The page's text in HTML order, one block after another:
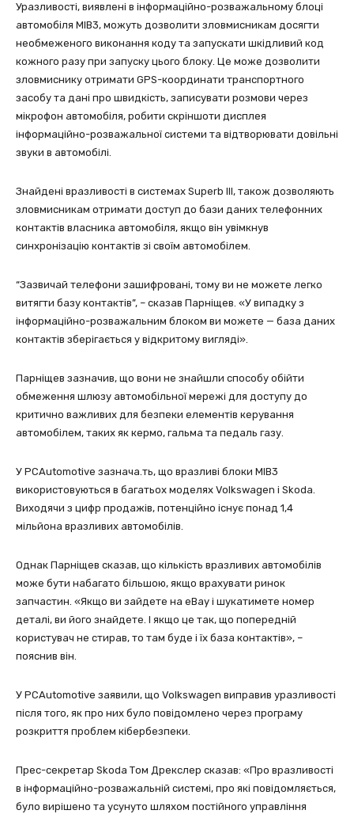
Уразливості, виявлені в інформаційно-розважальному блоці
автомобіля MIB3, можуть дозволити зловмисникам досягти
необмеженого виконання коду та запускати шкідливий код
кожного разу при запуску цього блоку. Це може дозволити
зловмиснику отримати GPS-координати транспортного
засобу та дані про швидкість, записувати розмови через
мікрофон автомобіля, робити скріншоти дисплея
інформаційно-розважальної системи та відтворювати довільні
звуки в автомобілі.
Знайдені вразливості в системах Superb III, також дозволяють
зловмисникам отримати доступ до бази даних телефонних
контактів власника автомобіля, якщо він увімкнув
синхронізацію контактів зі своїм автомобілем.
“Зазвичай телефони зашифровані, тому ви не можете легко
витягти базу контактів”, – сказав Парніщев. «У випадку з
інформаційно-розважальним блоком ви можете — база даних
контактів зберігається у відкритому вигляді».
Парніщев зазначив, що вони не знайшли способу обійти
обмеження шлюзу автомобільної мережі для доступу до
критично важливих для безпеки елементів керування
автомобілем, таких як кермо, гальма та педаль газу.
У PCAutomotive зазнача.ть, що вразливі блоки MIB3
використовуються в багатьох моделях Volkswagen і Skoda.
Виходячи з цифр продажів, потенційно існує понад 1,4
мільйона вразливих автомобілів.
Однак Парніщев сказав, що кількість вразливих автомобілів
може бути набагато більшою, якщо врахувати ринок
запчастин. «Якщо ви зайдете на eBay і шукатимете номер
деталі, ви його знайдете. І якщо це так, що попередній
користувач не стирав, то там буде і їх база контактів», –
пояснив він.
У PCAutomotive заявили, що Volkswagen виправив уразливості
після того, як про них було повідомлено через програму
розкриття проблем кібербезпеки.
Прес-секретар Skoda Том Дрекслер сказав: «Про вразливості
в інформаційно-розважальній системі, про які повідомляється,
було вирішено та усунуто шляхом постійного управління